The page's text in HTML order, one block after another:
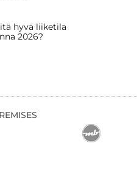
hyvä liiketila
2026?